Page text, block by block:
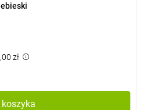
zł
koszyka